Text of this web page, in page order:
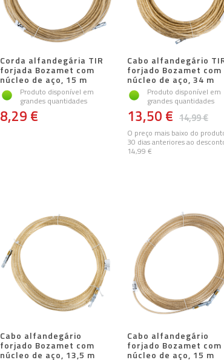
Corda alfandegária TIR
forjada Bozamet com
núcleo de aço, 15 m
Produto disponível em
grandes quantidades
8,29 €
Cabo alfandegário
forjado Bozamet com
núcleo de aço, 34 m
Produto disponível em
grandes quantidades
14,99 €
13,50 €
O preço mais baixo do
30 dias anteriores ao
14,99 €
Cabo alfandegário
forjado Bozamet com
núcleo de aço, 13,5 m
Cabo alfandegário
forjado Bozamet com
núcleo de aço, 15 m